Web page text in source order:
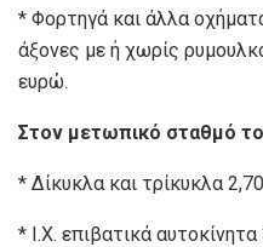
* Φορτηγά και άλλα
άξονες με ή χωρίς
ευρώ.
Στον μετωπικό σταθμό
* Δίκυκλα και τρίκυκλα
* Ι.Χ. επιβατικά